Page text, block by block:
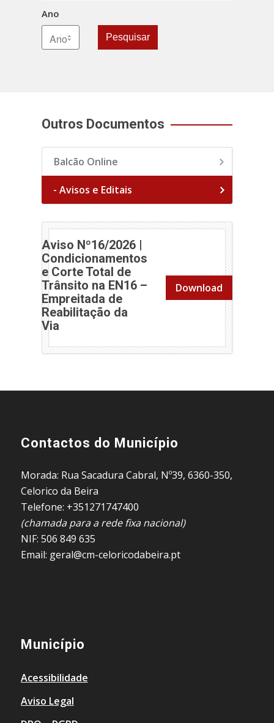
Ano
Pesquisar
Outros Documentos
Balcão Online
- Avisos e Editais
Aviso Nº16/2026 |
Condicionamentos
e Corte Total de
Trânsito na EN16 –
Empreitada de
Reabilitação da
Via
Download
Contactos do Município
Morada: Rua Sacadura Cabral, Nº39, 6360-350,
Celorico da Beira
Telefone: +351271747400
(chamada para a rede fixa nacional)
NIF: 506 849 635
Email: geral@cm-celoricodabeira.pt
Município
Acessibilidade
Aviso Legal